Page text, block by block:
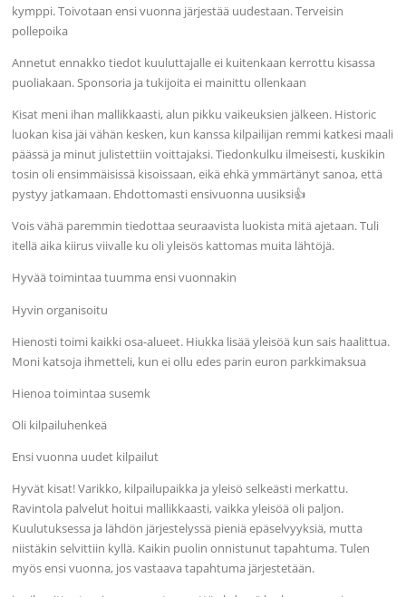
kymppi. Toivotaan ensi vuonna järjestää uudestaan. Terveisin
pollepoika
Annetut ennakko tiedot kuuluttajalle ei kuitenkaan kerrottu kisassa
puoliakaan. Sponsoria ja tukijoita ei mainittu ollenkaan
Kisat meni ihan mallikkaasti, alun pikku vaikeuksien jälkeen. Historic
luokan kisa jäi vähän kesken, kun kanssa kilpailijan remmi katkesi maali
päässä ja minut julistettiin voittajaksi. Tiedonkulku ilmeisesti, kuskikin
tosin oli ensimmäisissä kisoissaan, eikä ehkä ymmärtänyt sanoa, että
pystyy jatkamaan. Ehdottomasti ensivuonna uusiksi👍
Vois vähä paremmin tiedottaa seuraavista luokista mitä ajetaan. Tuli
itellä aika kiirus viivalle ku oli yleisös kattomas muita lähtöjä.
Hyvää toimintaa tuumma ensi vuonnakin
Hyvin organisoitu
Hienosti toimi kaikki osa-alueet. Hiukka lisää yleisöä kun sais haalittua.
Moni katsoja ihmetteli, kun ei ollu edes parin euron parkkimaksua
Hienoa toimintaa susemk
Oli kilpailuhenkeä
Ensi vuonna uudet kilpailut
Hyvät kisat! Varikko, kilpailupaikka ja yleisö selkeästi merkattu.
Ravintola palvelut hoitui mallikkaasti, vaikka yleisöä oli paljon.
Kuulutuksessa ja lähdön järjestelyssä pieniä epäselvyyksiä, mutta
niistäkin selvittiin kyllä. Kaikin puolin onnistunut tapahtuma. Tulen
myös ensi vuonna, jos vastaava tapahtuma järjestetään.